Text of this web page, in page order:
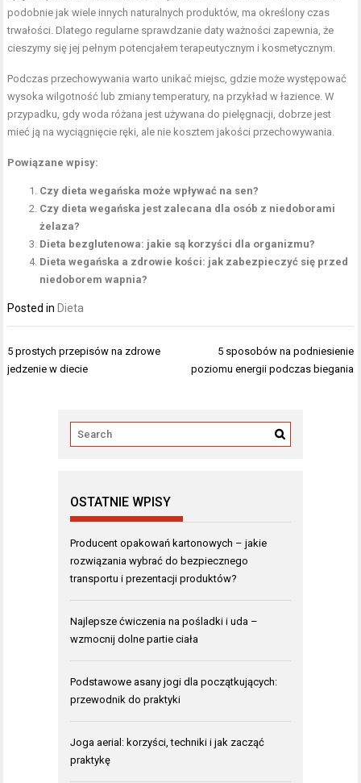
podobnie jak wiele innych naturalnych produktów, ma określony czas
trwałości. Dlatego regularne sprawdzanie daty ważności zapewnia, że
cieszymy się jej pełnym potencjałem terapeutycznym i kosmetycznym.
Podczas przechowywania warto unikać miejsc, gdzie może występować
wysoka wilgotność lub zmiany temperatury, na przykład w łazience. W
przypadku, gdy woda różana jest używana do pielęgnacji, dobrze jest
mieć ją na wyciągnięcie ręki, ale nie kosztem jakości przechowywania.
Powiązane wpisy:
Czy dieta wegańska może wpływać na sen?
Czy dieta wegańska jest zalecana dla osób z niedoborami
żelaza?
Dieta bezglutenowa: jakie są korzyści dla organizmu?
Dieta wegańska a zdrowie kości: jak zabezpieczyć się przed
niedoborem wapnia?
Posted in Dieta
Nawigacja
wpisu
5 prostych przepisów na zdrowe
jedzenie w diecie
5 sposobów na podniesienie
poziomu energii podczas biegania
OSTATNIE WPISY
Producent opakowań kartonowych – jakie
rozwiązania wybrać do bezpiecznego
transportu i prezentacji produktów?
Najlepsze ćwiczenia na pośladki i uda –
wzmocnij dolne partie ciała
Podstawowe asany jogi dla początkujących:
przewodnik do praktyki
Joga aerial: korzyści, techniki i jak zacząć
praktykę